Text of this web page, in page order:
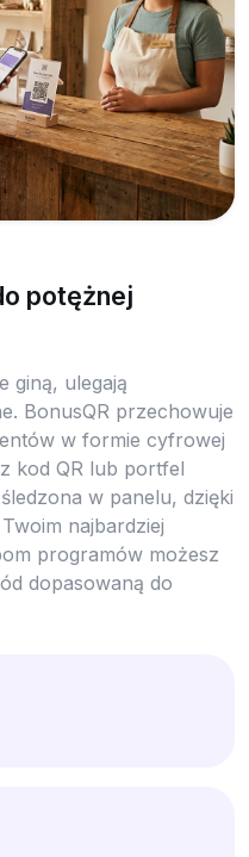
potężnej
giną, ulegają
BonusQR przechowuje
w formie cyfrowej
kod QR lub portfel
w panelu, dzięki
najbardziej
programów możesz
dopasowaną do